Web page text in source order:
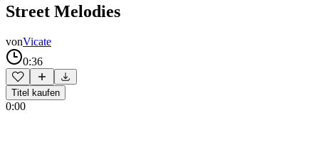
Street Melodies
vonVicate
0:36
Titel kaufen
0:00